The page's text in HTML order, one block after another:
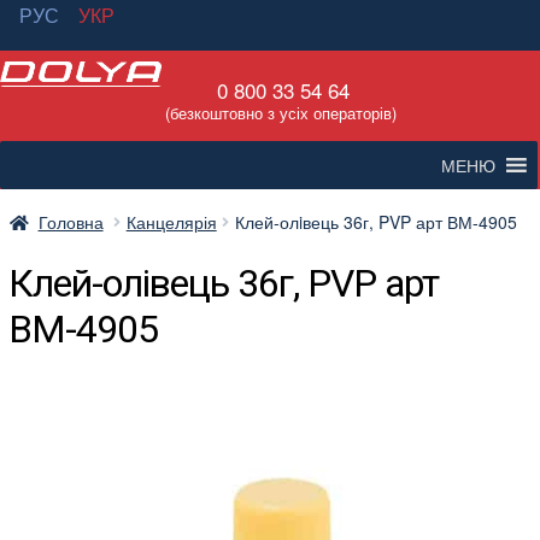
РУС
УКР
Перейти
навігації
Перейти
вмісту
0 800 33 54 64
(безкоштовно з усіх операторів)
МЕНЮ
Головна Канцелярія Клей-олiвець 36г, PVP арт ВМ-4905
Клей-олiвець 36г, PVP арт
ВМ-4905